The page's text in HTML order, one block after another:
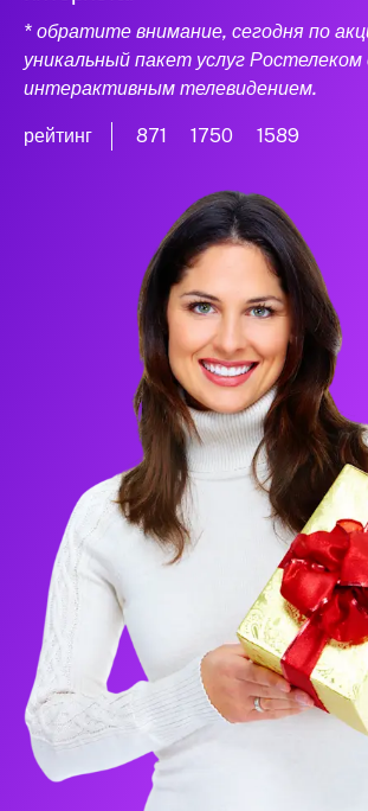
* обратите внимание, сегодня по
уникальный пакет услуг Ростелеком
интерактивным телевидением.
рейтинг 871 1750 1589